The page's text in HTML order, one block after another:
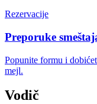
Rezervacije
Preporuke
Popunite formu i
mejl.
Vodič